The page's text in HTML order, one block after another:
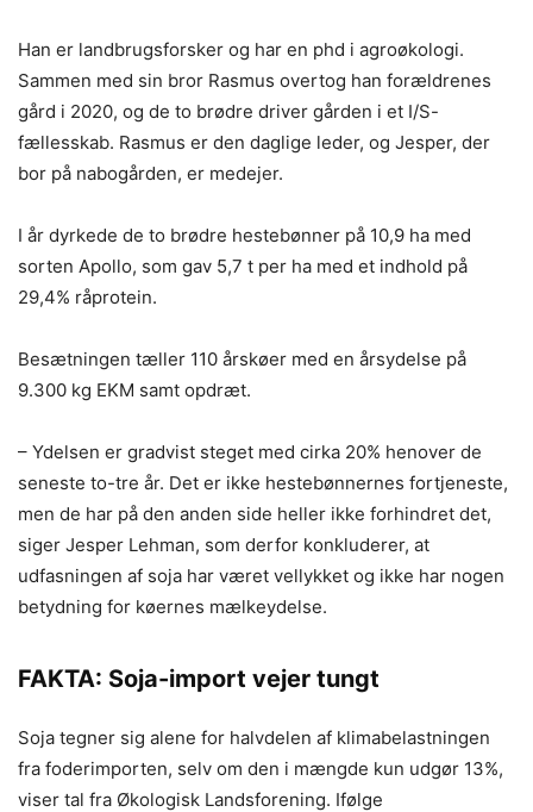
Han er landbrugsforsker og har en phd i agroøkologi.
Sammen med sin bror Rasmus overtog han forældrenes
gård i 2020, og de to brødre driver gården i et I/S-
fællesskab. Rasmus er den daglige leder, og Jesper, der
bor på nabogården, er medejer.
I år dyrkede de to brødre hestebønner på 10,9 ha med
sorten Apollo, som gav 5,7 t per ha med et indhold på
29,4% råprotein.
Besætningen tæller 110 årskøer med en årsydelse på
9.300 kg EKM samt opdræt.
– Ydelsen er gradvist steget med cirka 20% henover de
seneste to-tre år. Det er ikke hestebønnernes fortjeneste,
men de har på den anden side heller ikke forhindret det,
siger Jesper Lehman, som derfor konkluderer, at
udfasningen af soja har været vellykket og ikke har nogen
betydning for køernes mælkeydelse.
FAKTA: Soja-import vejer tungt
Soja tegner sig alene for halvdelen af klimabelastningen
fra foderimporten, selv om den i mængde kun udgør 13%,
viser tal fra Økologisk Landsforening. Ifølge